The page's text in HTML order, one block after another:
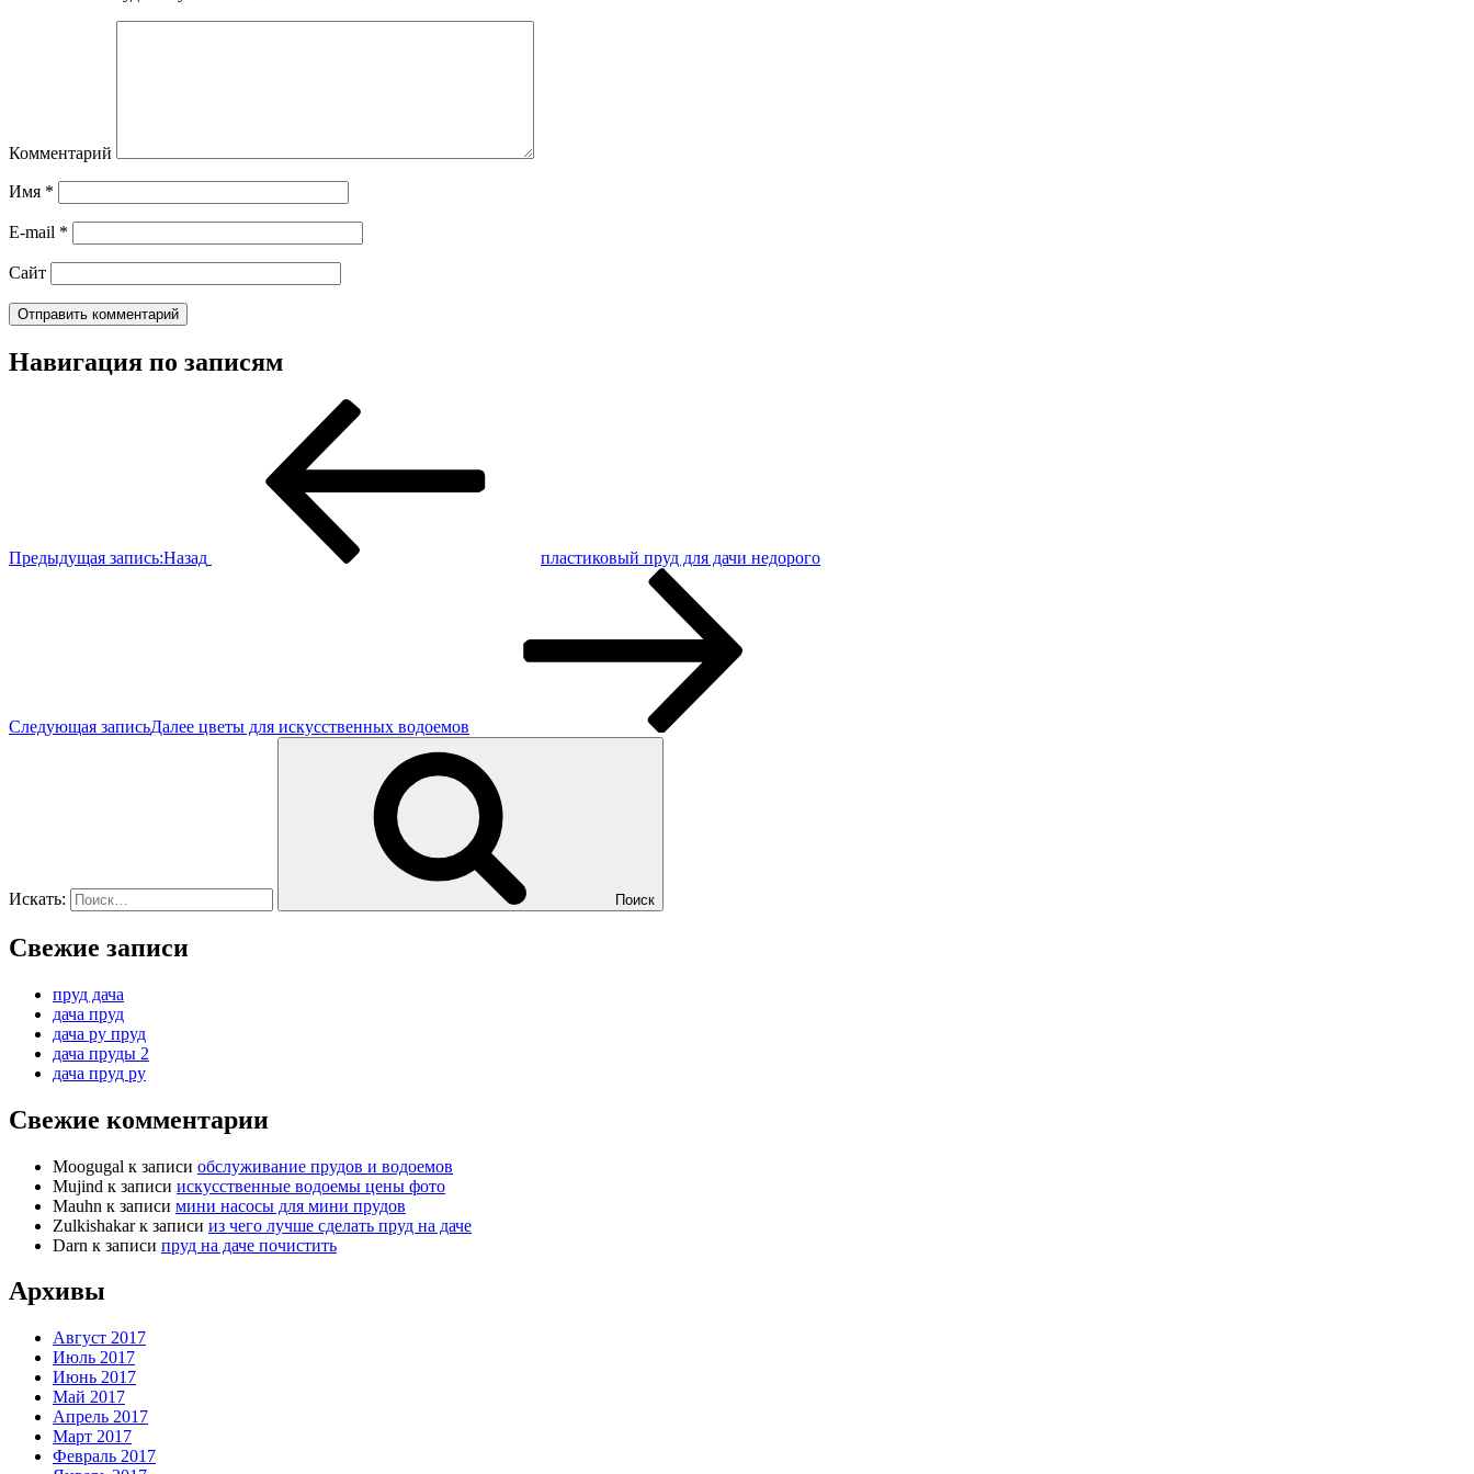
Комментарий
Имя *
E-mail *
Сайт
Навигация по записям
Предыдущая запись:Назад пластиковый пруд для дачи недорого
Следующая записьДалее цветы для искусственных водоемов
Искать: Поиск
Свежие записи
пруд дача
дача пруд
дача ру пруд
дача пруды 2
дача пруд ру
Свежие комментарии
Moogugal к записи обслуживание прудов и водоемов
Mujind к записи искусственные водоемы цены фото
Mauhn к записи мини насосы для мини прудов
Zulkishakarк записи из чего лучше сделать пруд на даче
Darn к записи пруд на даче почистить
Архивы
Август 2017
Июль 2017
Июнь 2017
Май 2017
Апрель 2017
Март 2017
Февраль 2017